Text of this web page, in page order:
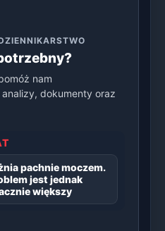
nam
dokumenty oraz
pachnie moczem.
jest jednak
większy